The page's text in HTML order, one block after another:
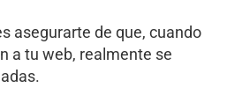
asegurarte de que, cuando
a tu web, realmente se